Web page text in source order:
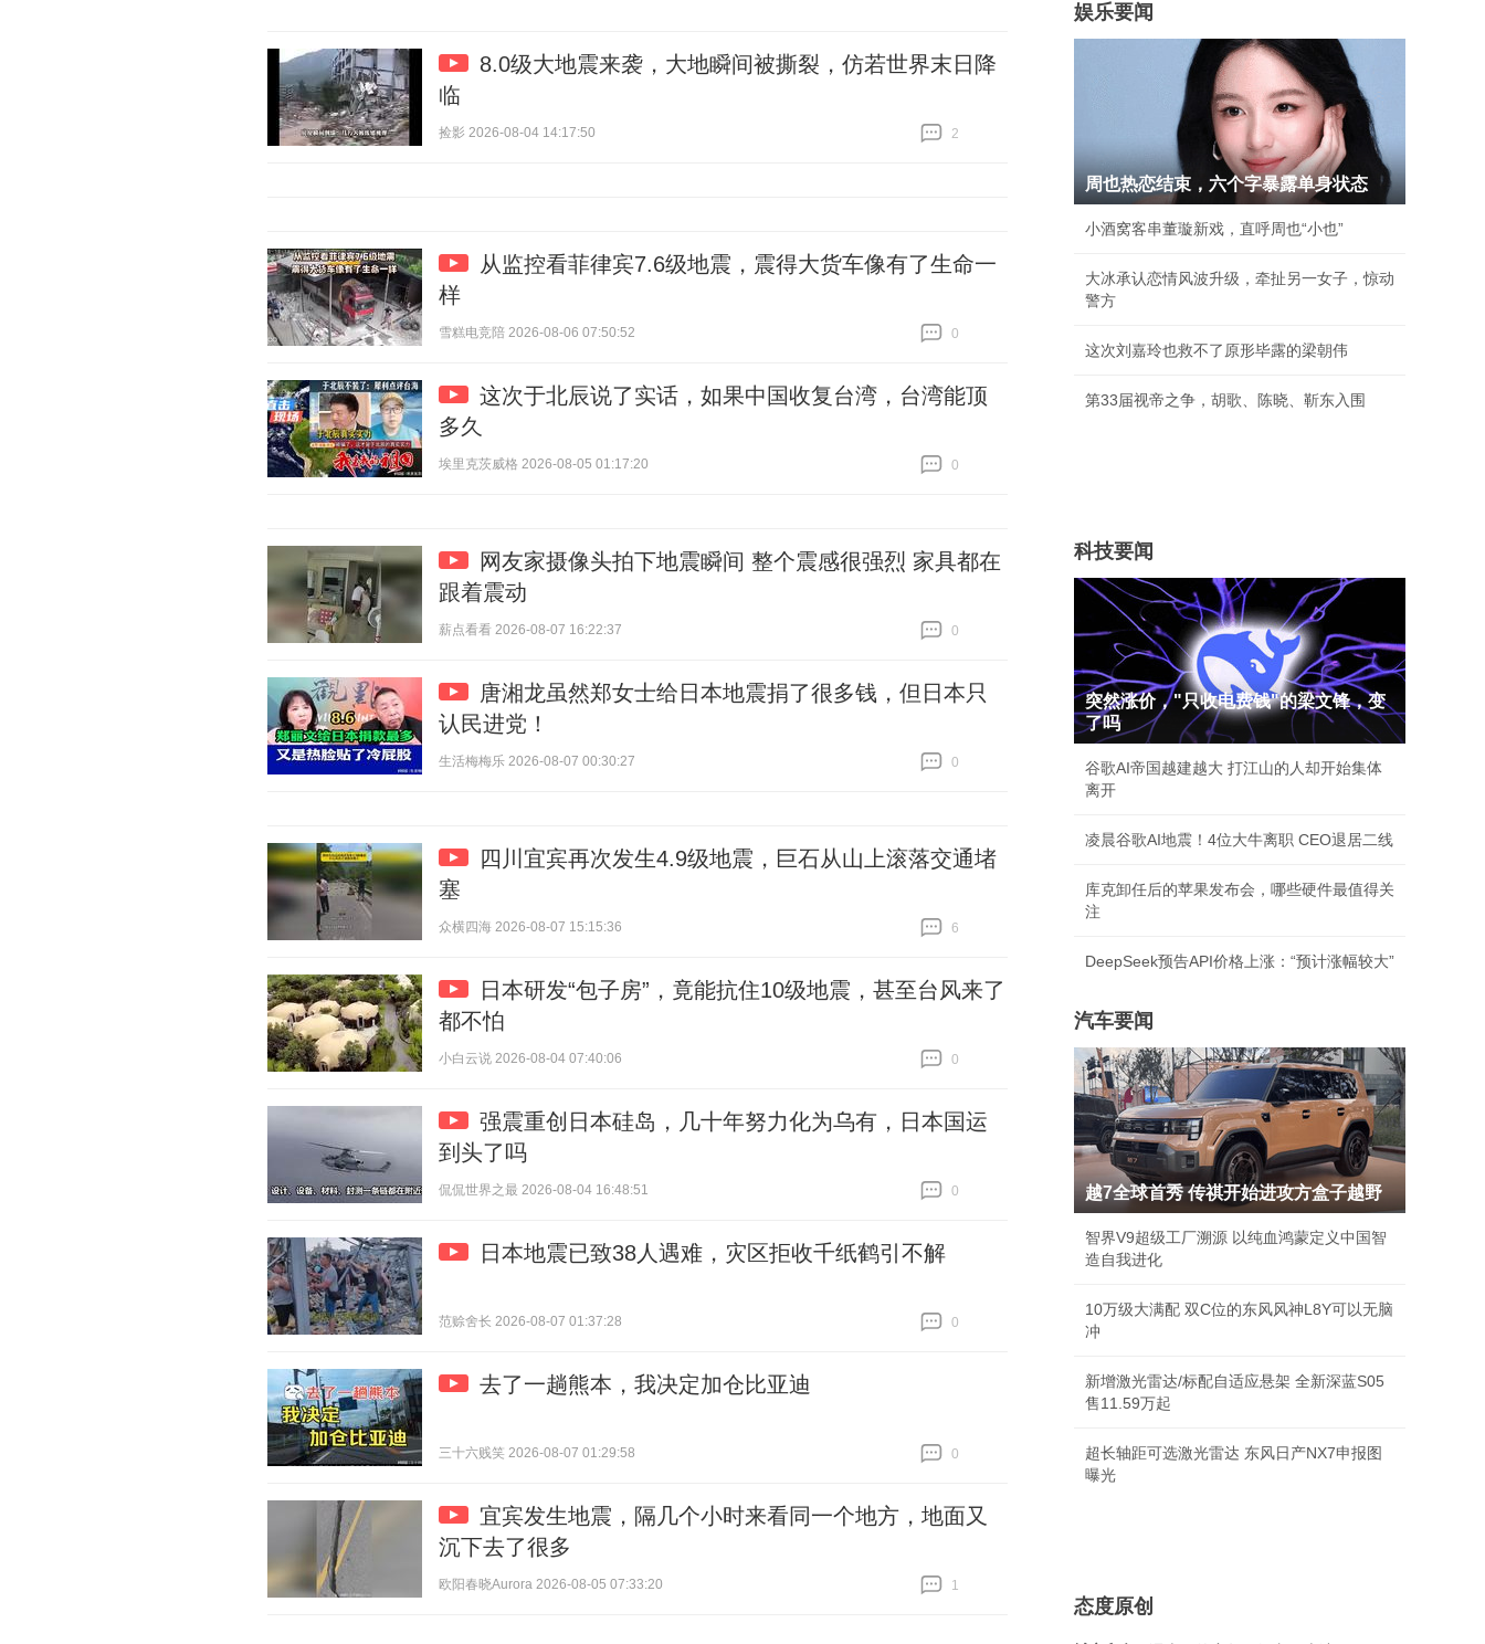
8.0级大地震来袭，大地瞬间被撕裂，仿若世界末日降
临
捡影 2026-08-04 14:17:50
2
从监控看菲律宾7.6级地震，震得大货车像有了生命一
样
雪糕电竞陪 2026-08-06 07:50:52
0
这次于北辰说了实话，如果中国收复台湾，台湾能顶
多久
埃里克茨威格 2026-08-05 01:17:20
0
网友家摄像头拍下地震瞬间 整个震感很强烈 家具都在
跟着震动
薪点看看 2026-08-07 16:22:37
0
唐湘龙虽然郑女士给日本地震捐了很多钱，但日本只
认民进党！
生活梅梅乐 2026-08-07 00:30:27
0
四川宜宾再次发生4.9级地震，巨石从山上滚落交通堵
塞
众横四海 2026-08-07 15:15:36
6
日本研发“包子房”，竟能抗住10级地震，甚至台风来了
都不怕
小白云说 2026-08-04 07:40:06
0
强震重创日本硅岛，几十年努力化为乌有，日本国运
到头了吗
侃侃世界之最 2026-08-04 16:48:51
0
日本地震已致38人遇难，灾区拒收千纸鹤引不解
范赊舍长 2026-08-07 01:37:28
0
去了一趟熊本，我决定加仓比亚迪
三十六贱笑 2026-08-07 01:29:58
0
宜宾发生地震，隔几个小时来看同一个地方，地面又
沉下去了很多
欧阳春晓Aurora 2026-08-05 07:33:20
1
娱乐要闻
周也热恋结束，六个字暴露单身状态
小酒窝客串董璇新戏，直呼周也“小也”
大冰承认恋情风波升级，牵扯另一女子，惊动
警方
这次刘嘉玲也救不了原形毕露的梁朝伟
第33届视帝之争，胡歌、陈晓、靳东入围
科技要闻
突然涨价，"只收电费钱"的梁文锋，变
了吗
谷歌AI帝国越建越大 打江山的人却开始集体
离开
凌晨谷歌AI地震！4位大牛离职 CEO退居二线
库克卸任后的苹果发布会，哪些硬件最值得关
注
DeepSeek预告API价格上涨：“预计涨幅较大”
汽车要闻
越7全球首秀 传祺开始进攻方盒子越野
智界V9超级工厂溯源 以纯血鸿蒙定义中国智
造自我进化
10万级大满配 双C位的东风风神L8Y可以无脑
冲
新增激光雷达/标配自适应悬架 全新深蓝S05
售11.59万起
超长轴距可选激光雷达 东风日产NX7申报图
曝光
态度原创